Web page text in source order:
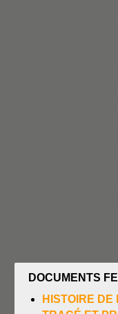
DOCUMENTS
HISTOIRE DE